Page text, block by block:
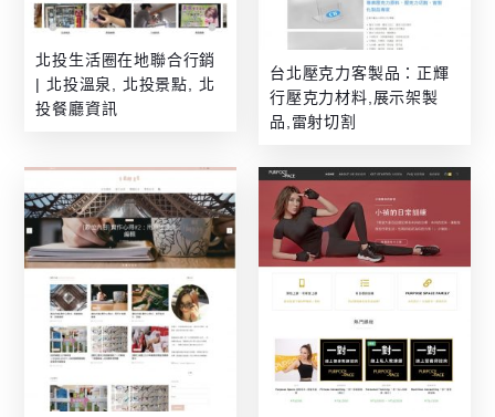
北投生活圈在地聯合行銷
| 北投溫泉, 北投景點, 北
投餐廳資訊
台北壓克力客製品：正輝
行壓克力材料,展示架製
品,雷射切割